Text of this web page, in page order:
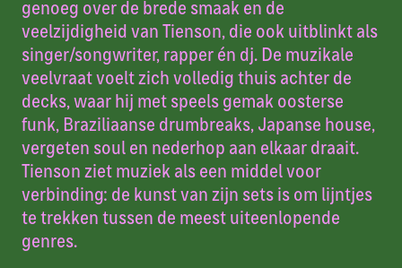
genoeg over de brede smaak en de
veelzijdigheid van Tienson, die ook uitblinkt als
singer/songwriter, rapper én dj. De muzikale
veelvraat voelt zich volledig thuis achter de
decks, waar hij met speels gemak oosterse
funk, Braziliaanse drumbreaks, Japanse house,
vergeten soul en nederhop aan elkaar draait.
Tienson ziet muziek als een middel voor
verbinding: de kunst van zijn sets is om lijntjes
te trekken tussen de meest uiteenlopende
genres.